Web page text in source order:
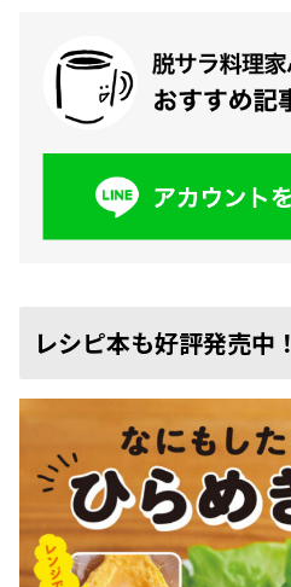
レシピ本も好評発売中！